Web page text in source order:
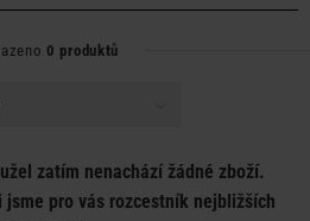
0 produktů
zatím nenachází žádné zboží.
pro vás rozcestník nejbližších